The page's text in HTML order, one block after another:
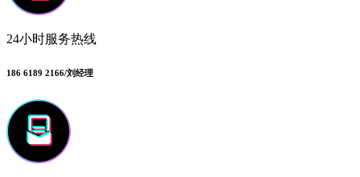
24小时服务热线
186 6189 2166/刘经理